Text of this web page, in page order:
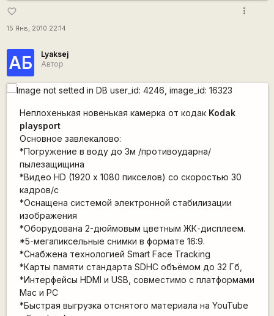
favorite_border
15 Янв, 2010 22:14
more_vert
АБ
Lyaksej
Автор
Неплохенькая новенькая камерка от кодак Kodak
playsport
Основное завлекалово:
*Погружение в воду до 3м /противоударна/
пылезащищина
*Видео HD (1920 х 1080 пикселов) со скоростью 30
кадров/с
*Оснащена системой электронной стабилизации
изображения
*Оборудована 2-дюймовым цветным ЖК-дисплеем.
*5-мегапиксельные снимки в формате 16:9.
*Снабжена технологией Smart Face Tracking
*Карты памяти стандарта SDHC объёмом до 32 Гб,
*Интерфейсы HDMI и USB, совместимо с платформами
Mac и PC
*Быстрая выгрузка отснятого материала на YouTube